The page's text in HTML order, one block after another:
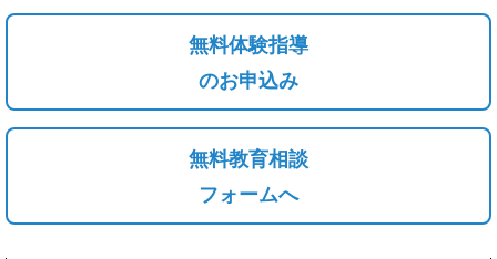
無料体験指導
のお申込み
無料教育相談
フォームへ